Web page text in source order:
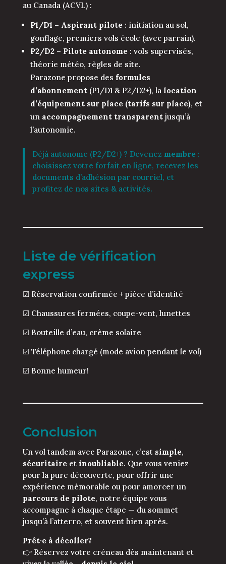
au Canada (ACVL) :
P1/D1 – Aspirant pilote: initiation au sol,
gonflage, premiers vols école (avec parrain).
P2/D2 – Pilote autonome: vols supervisés,
théorie météo, règles de site.
Parazone propose des formules
d’abonnement(P1/D1 & P2/D2+), la location
d’équipement sur place (tarifs sur place), et
un accompagnement transparentjusqu’à
l’autonomie.
Déjà autonome (P2/D2+) ? Devenez membre :
choisissez votre forfait en ligne, recevez les
documents d’adhésion par courriel, et
profitez de nos sites & activités.
Liste de vérification
express
☑ Réservation confirmée + pièce d’identité
☑ Chaussures fermées, coupe-vent, lunettes
☑ Bouteille d’eau, crème solaire
☑ Téléphone chargé (mode avion pendant le vol)
☑ Bonne humeur!
Conclusion
Un vol tandem avec Parazone, c’est simple,
sécuritaireet inoubliable. Que vous veniez
pour la pure découverte, pour offrir une
expérience mémorable ou pour amorcer un
parcours de pilote, notre équipe vous
accompagne à chaque étape — du sommet
jusqu’à l’atterro, et souvent bien après.
Prêt·e à décoller?
👉 Réservez votre créneau dès maintenant et